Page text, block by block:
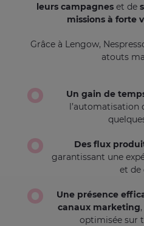
leurs campagneset de
missions à forte
Grâce à Lengow,
atouts
Un gain de
l’automatisation
Des flux
garantissant une
et de
Une présence
canaux marketing
optimisée sur